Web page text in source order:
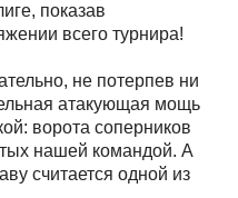
показав
всего турнира!
не потерпев ни
атакующая мощь
ворота соперников
нашей командой. А
считается одной из